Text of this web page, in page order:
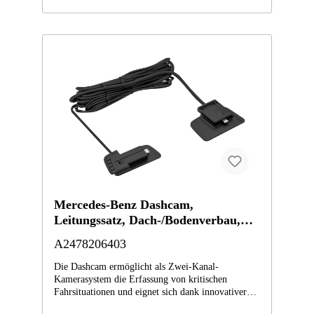
Mercedes-Benz Dashcam,
Leitungssatz, Dach-/Bodenverbau,
A2478206403
Die Dashcam ermöglicht als Zwei-Kanal-
Kamerasystem die Erfassung von kritischen
Fahrsituationen und eignet sich dank innovativer